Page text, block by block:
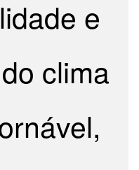
e
clima